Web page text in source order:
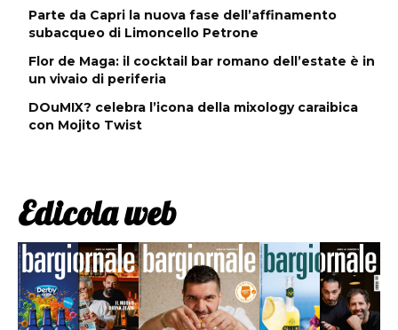
Parte da Capri la nuova fase dell’affinamento
subacqueo di Limoncello Petrone
Flor de Maga: il cocktail bar romano dell’estate è in
un vivaio di periferia
DOuMIX? celebra l’icona della mixology caraibica
con Mojito Twist
Edicola web